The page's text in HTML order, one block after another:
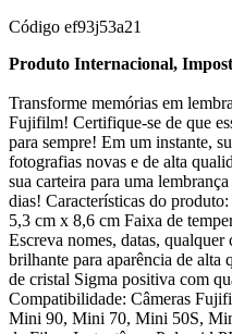
Código ef93j53a21
Produto Internacional,
Transforme memórias em
Fujifilm! Certifique-se de que
para sempre! Em um instante,
fotografias novas e de alta
sua carteira para uma
dias! Características do
5,3 cm x 8,6 cm Faixa de
Escreva nomes, datas,
brilhante para aparência de
de cristal Sigma positiva com
Compatibilidade: Câmeras
Mini 90, Mini 70, Mini 50S,